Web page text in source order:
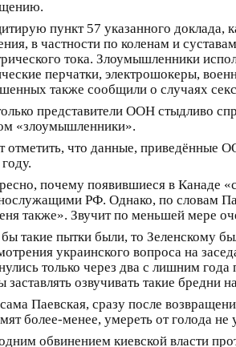
пункт 57 указанного
в частности по коленам и
тока. Злоумышленники
перчатки, электрошокеры,
также сообщили о случаях
представители ООН стыдливо
«злоумышленники».
отметить, что данные, приведённые
почему появившиеся в Канаде
РФ. Однако, по словам
также». Звучит по меньшей мере
такие пытки были, то Зеленскому
украинского вопроса на
только через два с лишним
заставлять озвучивать такие бредни
Паевская, сразу после
более-менее, умереть от голода
обвинением киевской власти